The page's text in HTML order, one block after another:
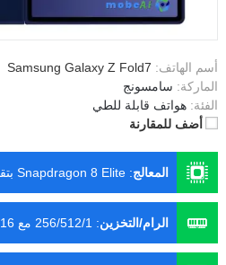
أسم الهاتف: Samsung Galaxy Z Fold7
الماركة: سامسونج
الفئة: هواتف قابلة للطي
أضف للمقارنة
المعالج: Snapdragon 8 Elite بتقنية 3 نانو
الرام/التخزين: 256/512/1 مع 12/16 جيجا رام